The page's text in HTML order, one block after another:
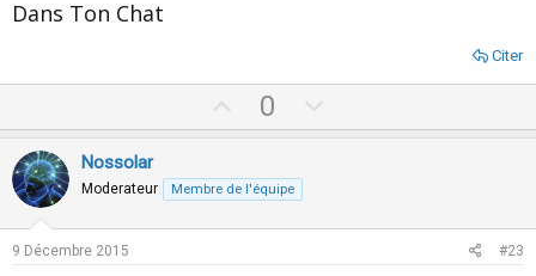
Dans Ton Chat
Citer
p
o
t
0
o
v
Nossolar
Moderateur Membre de l'équipe
9 Décembre 2015 #23